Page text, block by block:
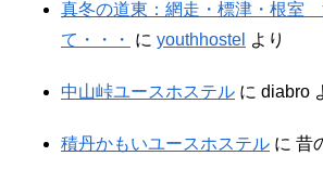
真冬の道東：網走・標津・根室
て・・・
に youthhostel より
中山峠ユースホステル に diabro
積丹かもいユースホステル に 昔